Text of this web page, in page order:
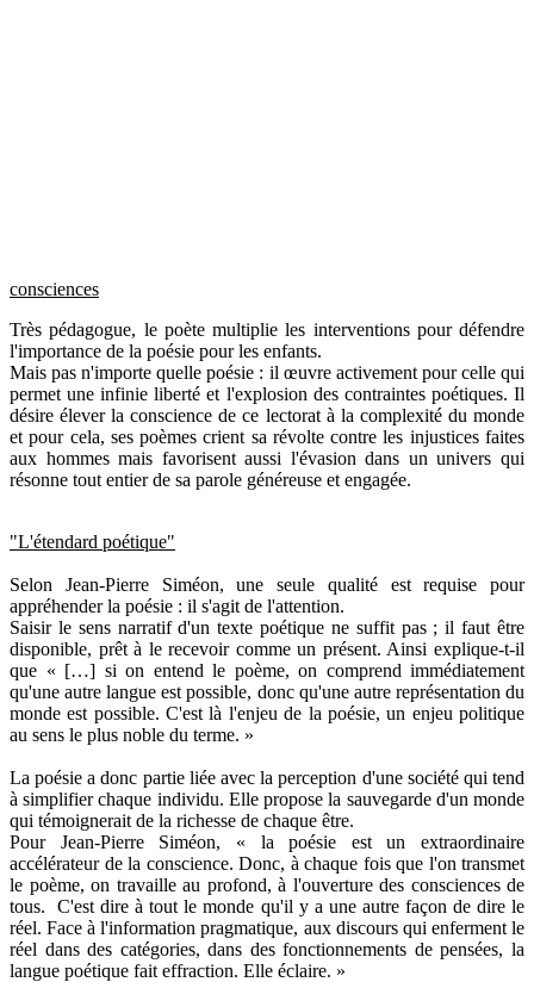
consciences
Très pédagogue, le poète multiplie les interventions pour défendre
l'importance de la poésie pour les enfants.
Mais pas n'importe quelle poésie : il œuvre activement pour celle qui
permet une infinie liberté et l'explosion des contraintes poétiques. Il
désire élever la conscience de ce lectorat à la complexité du monde
et pour cela, ses poèmes crient sa révolte contre les injustices faites
aux hommes mais favorisent aussi l'évasion dans un univers qui
résonne tout entier de sa parole généreuse et engagée.
"L'étendard poétique"
Selon Jean-Pierre Siméon, une seule qualité est requise pour
appréhender la poésie : il s'agit de l'attention.
Saisir le sens narratif d'un texte poétique ne suffit pas ; il faut être
disponible, prêt à le recevoir comme un présent. Ainsi explique-t-il
que « […] si on entend le poème, on comprend immédiatement
qu'une autre langue est possible, donc qu'une autre représentation du
monde est possible. C'est là l'enjeu de la poésie, un enjeu politique
au sens le plus noble du terme. »
La poésie a donc partie liée avec la perception d'une société qui tend
à simplifier chaque individu. Elle propose la sauvegarde d'un monde
qui témoignerait de la richesse de chaque être.
Pour Jean-Pierre Siméon, « la poésie est un extraordinaire
accélérateur de la conscience. Donc, à chaque fois que l'on transmet
le poème, on travaille au profond, à l'ouverture des consciences de
tous. C'est dire à tout le monde qu'il y a une autre façon de dire le
réel. Face à l'information pragmatique, aux discours qui enferment le
réel dans des catégories, dans des fonctionnements de pensées, la
langue poétique fait effraction. Elle éclaire. »